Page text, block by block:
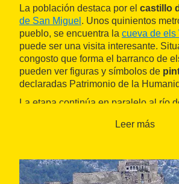
La población destaca por el castillo
de San Miguel . Unos quinientos
pueblo, se encuentra la cueva de els
puede ser una visita interesante.
congosto que forma el barranco de
pueden ver figuras y símbolos de
declaradas Patrimonio de la
La etapa continúa en paralelo al río
población de 122 habitantes del
Desde el castillo se puede ver el
Farfanya por un ramal de la vía
Leer más